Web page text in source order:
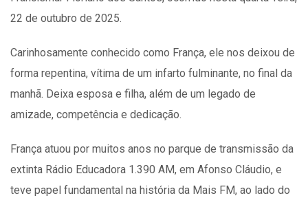
22 de outubro de 2025.
Carinhosamente conhecido como França, ele nos deixou de
forma repentina, vítima de um infarto fulminante, no final da
manhã. Deixa esposa e filha, além de um legado de
amizade, competência e dedicação.
França atuou por muitos anos no parque de transmissão da
extinta Rádio Educadora 1.390 AM, em Afonso Cláudio, e
teve papel fundamental na história da Mais FM, ao lado do